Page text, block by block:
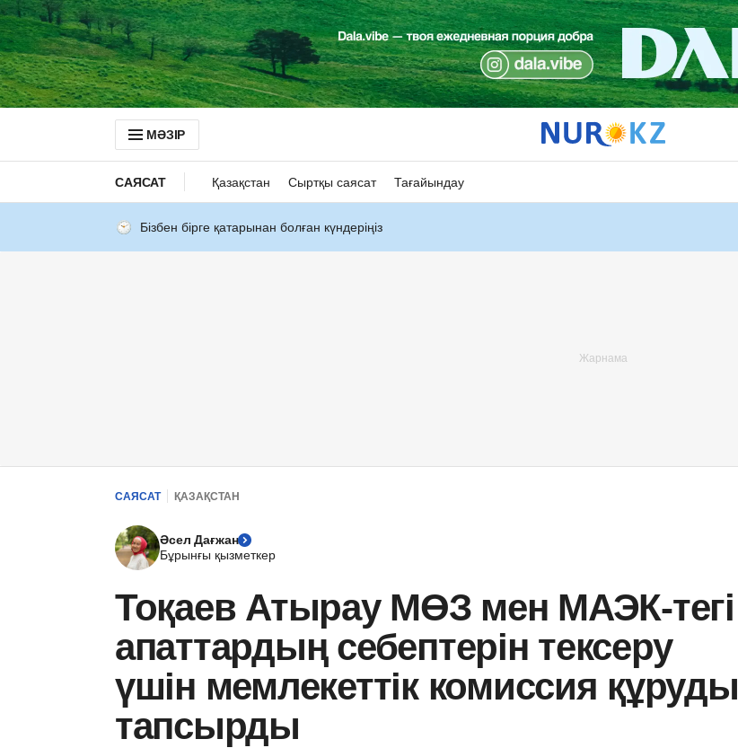
МӘЗІР
САЯСАТ Қазақстан Сыртқы саясат Тағайындау
Бізбен бірге қатарынан болған күндеріңіз
САЯСАТ ҚАЗАҚСТАН
Әсел Дағжан
Бұрынғы қызметкер
Тоқаев Атырау МӨЗ мен МАЭК-тегі
апаттардың себептерін тексеру
үшін мемлекеттік комиссия құруды
тапсырды